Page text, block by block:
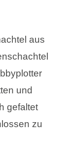
aus
und
gefaltet
zu